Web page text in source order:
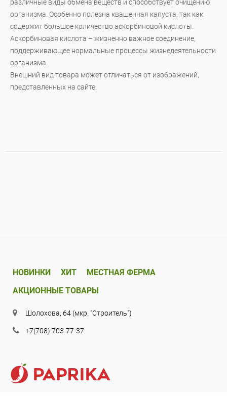
различные виды обмена веществ и способствует очищению
организма. Особенно полезна квашенная капуста, так как
содержит большое количество аскорбиновой кислоты.
Аскорбиновая кислота – жизненно важное соединение,
поддерживающее нормальные процессы жизнедеятельности
организма.
Внешний вид товара может отличаться от изображений,
представленных на сайте.
НОВИНКИ ХИТ
МЕСТНАЯ ФЕРМА
АКЦИОННЫЕ ТОВАРЫ
Шолохова, 64 (мкр. "Строитель")
+7(708) 703-77-37